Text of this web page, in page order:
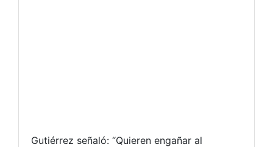
Gutiérrez señaló: “Quieren engañar al